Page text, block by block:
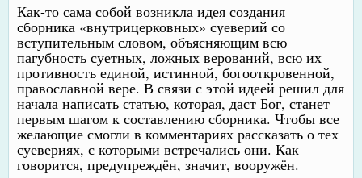
Как-то сама собой возникла идея создания
сборника «внутрицерковных» суеверий со
вступительным словом, объясняющим всю
пагубность суетных, ложных верований, всю их
противность единой, истинной, богооткровенной,
православной вере. В связи с этой идеей решил для
начала написать статью, которая, даст Бог, станет
первым шагом к составлению сборника. Чтобы все
желающие смогли в комментариях рассказать о тех
суевериях, с которыми встречались они. Как
говорится, предупреждён, значит, вооружён.